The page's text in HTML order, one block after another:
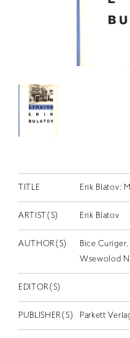
TITLE Erik Blatov:
ARTIST(S) Erik Blatov
AUTHOR(S)
Bice
Wsewolod
EDITOR(S)
PUBLISHER(S) Parkett